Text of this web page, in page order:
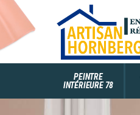
PEINTRE
INTÉRIEURE 78